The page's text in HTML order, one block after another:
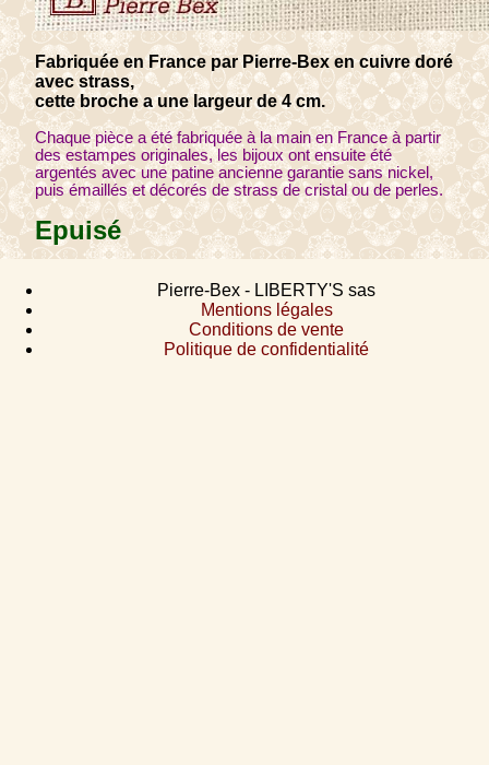
Fabriquée en France par Pierre-Bex en cuivre doré
avec strass,
cette broche a une largeur de 4 cm.
Chaque pièce a été fabriquée à la main en France à partir
des estampes originales, les bijoux ont ensuite été
argentés avec une patine ancienne garantie sans nickel,
puis émaillés et décorés de strass de cristal ou de perles.
Epuisé
Pierre-Bex - LIBERTY'S sas
Mentions légales
Conditions de vente
Politique de confidentialité